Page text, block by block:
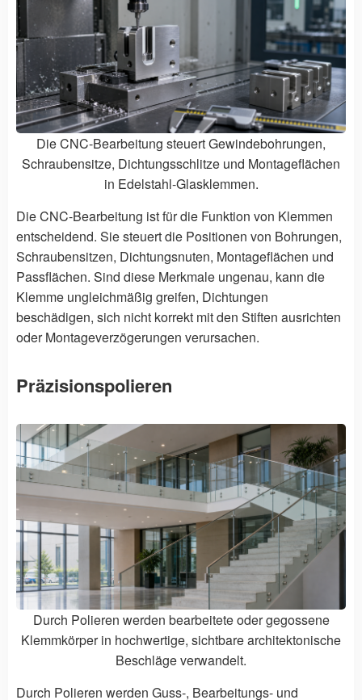
Die CNC-Bearbeitung steuert Gewindebohrungen,
Schraubensitze, Dichtungsschlitze und Montageflächen
in Edelstahl-Glasklemmen.
Die CNC-Bearbeitung ist für die Funktion von Klemmen
entscheidend. Sie steuert die Positionen von Bohrungen,
Schraubensitzen, Dichtungsnuten, Montageflächen und
Passflächen. Sind diese Merkmale ungenau, kann die
Klemme ungleichmäßig greifen, Dichtungen
beschädigen, sich nicht korrekt mit den Stiften ausrichten
oder Montageverzögerungen verursachen.
Präzisionspolieren
Durch Polieren werden bearbeitete oder gegossene
Klemmkörper in hochwertige, sichtbare architektonische
Beschläge verwandelt.
Durch Polieren werden Guss-, Bearbeitungs- und